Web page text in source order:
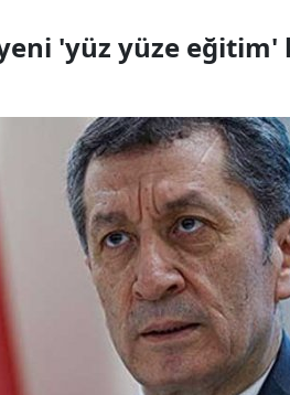
'yüz yüze eğitim'